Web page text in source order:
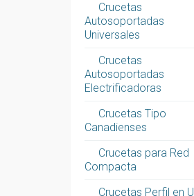
Crucetas
Autosoportadas
Universales
Crucetas
Autosoportadas
Electrificadoras
Crucetas Tipo
Canadienses
Crucetas para Red
Compacta
Crucetas Perfil en U